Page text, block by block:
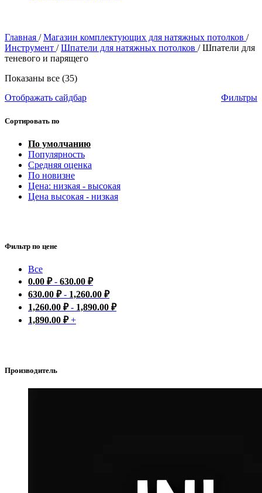
Главная / Магазин комплектующих для натяжных потолков /
Инструмент / Шпатели для натяжных потолков / Шпатели для
теневого и парящего
Показаны все (35)
Отображать сайдбар
Фильтры
Сортировать по
По умолчанию
Популярность
Средняя оценка
По новизне
Цена: низкая - высокая
Цена высокая - низкая
Фильтр по цене
Все
0.00 ₽- 630.00 ₽
630.00 ₽- 1,260.00 ₽
1,260.00 ₽- 1,890.00 ₽
1,890.00 ₽+
Производитель